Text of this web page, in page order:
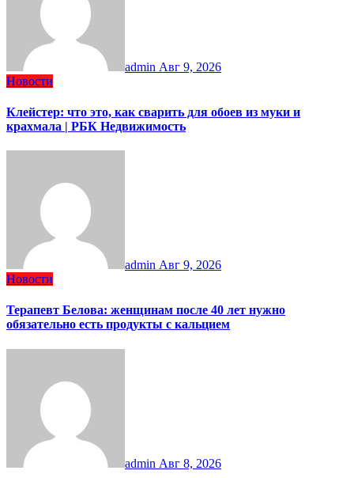
admin Авг 9, 2026
Новости
Клейстер: что это, как сварить для обоев из муки и
крахмала | РБК Недвижимость
admin Авг 9, 2026
Новости
Терапевт Белова: женщинам после 40 лет нужно
обязательно есть продукты с кальцием
admin Авг 8, 2026